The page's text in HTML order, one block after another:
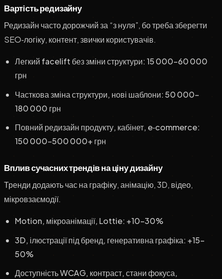
Вартість редизайну
Редизайн часто дорожчий за “з нуля”, бо треба зберегти
SEO‑логіку, контент, звички користувачів.
Легкий facelift без зміни структури: 15 000–60 000
грн
Часткова зміна структури, нові шаблони: 50 000–
180 000 грн
Повний редизайн продукту, кабінет, e‑commerce:
150 000–500 000+ грн
Вплив сучасних трендів на ціну дизайну
Тренди додають час на графіку, анімацію, 3D, відео,
мікровзаємодії.
Motion, мікроанімації, Lottie: +10–30%
3D, ілюстрації під бренд, генеративна графіка: +15–
50%
Доступність WCAG, контраст, стани фокуса,